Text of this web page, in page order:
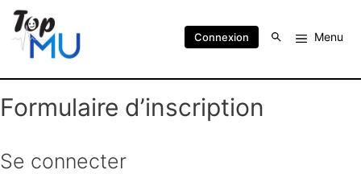
Connexion Menu
Formulaire d’inscription
Se connecter